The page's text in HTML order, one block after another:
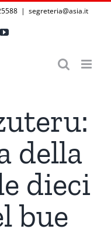
| segreteria@asia.it
YouTube
della
dieci
bue